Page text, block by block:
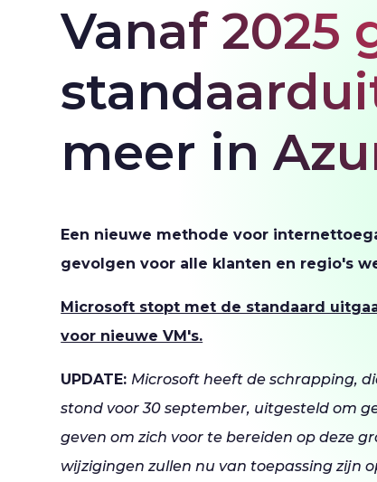
Vanaf 2025
meer in
Een nieuwe methode voor
gevolgen voor alle klanten en regio's
Microsoft stopt met de standaard
voor nieuwe VM's.
UPDATE: Microsoft heeft de schrapping,
stond voor 30 september, uitgesteld om
geven om zich voor te bereiden op deze
wijzigingen zullen nu van toepassing zijn